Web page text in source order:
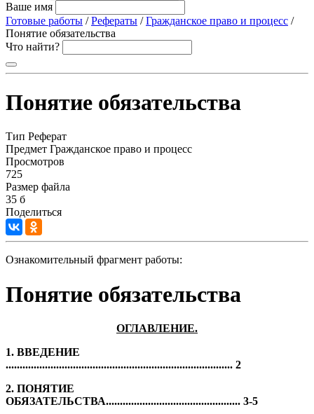
Ваше имя
Готовые работы /Рефераты /Гражданское право и процесс /
Понятие обязательства
Что найти?
Понятие обязательства
Тип Реферат
Предмет Гражданское право и процесс
Просмотров
725
Размер файла
35 б
Поделиться
Ознакомительный фрагмент работы:
Понятие обязательства
ОГЛАВЛЕНИЕ.
1. ВВЕДЕНИЕ
................................................................................. 2
2. ПОНЯТИЕ
ОБЯЗАТЕЛЬСТВА................................................ 3-5